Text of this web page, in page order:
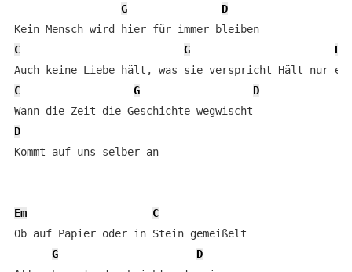
G
D
Kein Mensch wird hier für immer bleiben
C
G D
C G
D
D
Kommt auf uns selber an
Em
C
Ob auf Papier oder in Stein gemeißelt
G
D